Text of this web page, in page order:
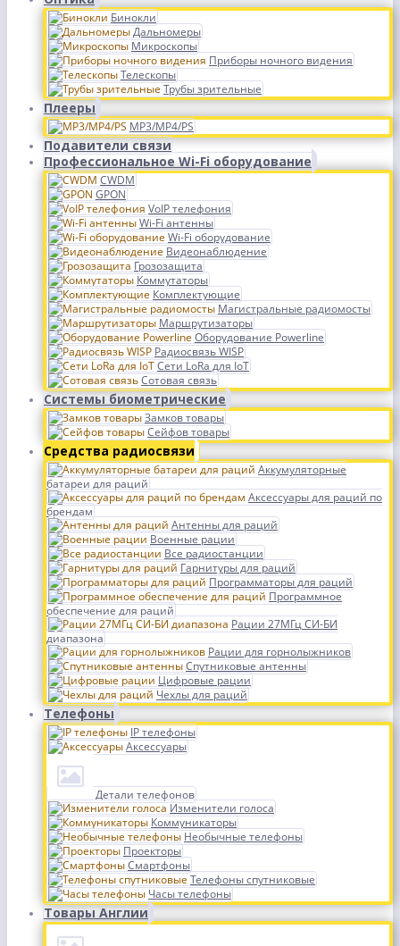
Бинокли
Дальномеры
Микроскопы
Приборы ночного видения
Телескопы
Трубы зрительные
Плееры
MP3/MP4/PS
Подавители связи
Профессиональное Wi-Fi оборудование
CWDM
GPON
VoIP телефония
Wi-Fi антенны
Wi-Fi оборудование
Видеонаблюдение
Грозозащита
Коммутаторы
Комплектующие
Магистральные радиомосты
Маршрутизаторы
Оборудование Powerline
Радиосвязь WISP
Сети LoRa для IoT
Сотовая связь
Системы биометрические
Замков товары
Сейфов товары
Средства радиосвязи
Аккумуляторные
батареи для раций
Аксессуары для раций по
брендам
Антенны для раций
Военные рации
Все радиостанции
Гарнитуры для раций
Программаторы для раций
Программное
обеспечение для раций
Рации 27МГц СИ-БИ
диапазона
Рации для горнолыжников
Спутниковые антенны
Цифровые рации
Чехлы для раций
Телефоны
IP телефоны
Аксессуары
Детали телефонов
Изменители голоса
Коммуникаторы
Необычные телефоны
Проекторы
Смартфоны
Телефоны спутниковые
Часы телефоны
Товары Англии